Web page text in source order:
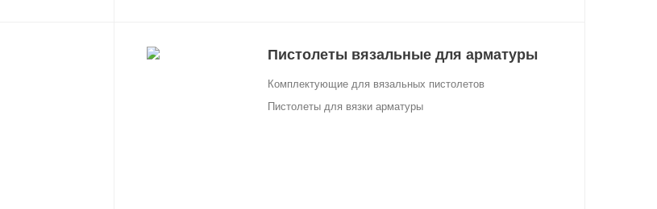
Пистолеты вязальные для арматуры
Комплектующие для вязальных пистолетов
Пистолеты для вязки арматуры